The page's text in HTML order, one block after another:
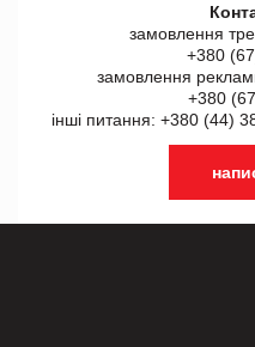
замовлення
+380
замовлення
+380
інші питання: +380 (44)